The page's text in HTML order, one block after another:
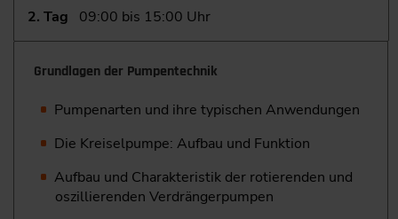
2. Tag 09:00 bis 15:00 Uhr
Grundlagen der Pumpentechnik
Pumpenarten und ihre typischen Anwendungen
Die Kreiselpumpe: Aufbau und Funktion
Aufbau und Charakteristik der rotierenden und
oszillierenden Verdrängerpumpen